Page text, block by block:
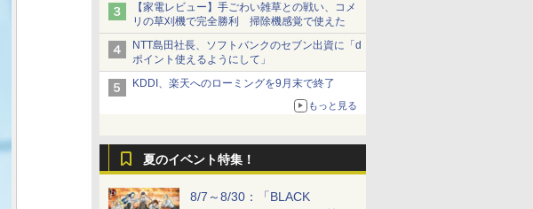
【家電レビュー】手ごわい雑草との戦い、コメ
リの草刈機で完全勝利 掃除機感覚で使えた
NTT島田社長、ソフトバンクのセブン出資に「d
ポイント使えるようにして」
KDDI、楽天へのローミングを9月末で終了
もっと見る
夏のイベント特集！
8/7～8/30：「BLACK